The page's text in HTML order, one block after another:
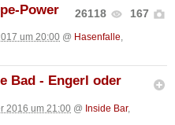
26118 167
Power
um 20:00 @ Hasenfalle,
Bad - Engerl oder
2016 um 21:00 @ Inside Bar,